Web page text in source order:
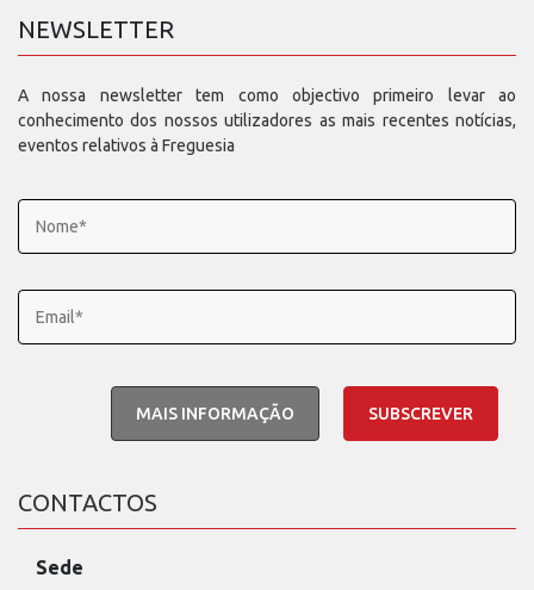
NEWSLETTER
A nossa newsletter tem como objectivo primeiro levar ao
conhecimento dos nossos utilizadores as mais recentes notícias,
eventos relativos à Freguesia
MAIS INFORMAÇÃO
CONTACTOS
Sede